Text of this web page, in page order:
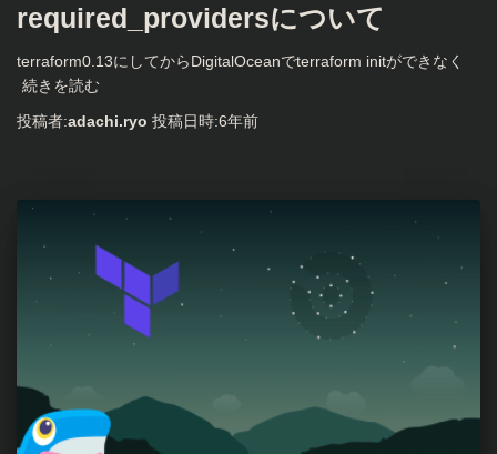
required_providersについて
terraform0.13にしてからDigitalOceanでterraform initができなく
続きを読む
投稿者:adachi.ryo 投稿日時:6年前